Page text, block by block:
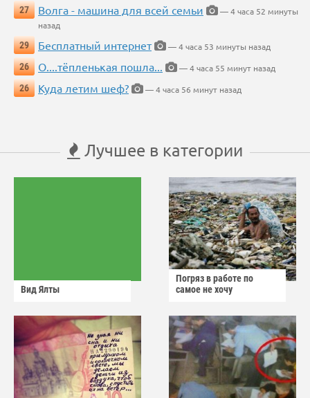
27
Волга - машина для всей семьи
— 4 часа 52 минуты
назад
29
Бесплатный интернет
— 4 часа 53 минуты назад
26
О....тёпленькая пошла...
— 4 часа 55 минут назад
26
Куда летим шеф? — 4 часа 56 минут назад
Лучшее в категории
Вид Ялты
Погряз в работе по
самое не хочу